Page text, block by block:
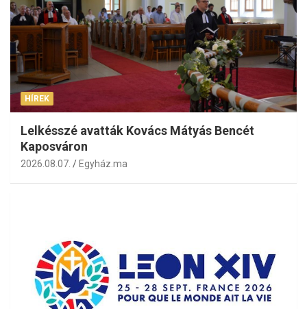
HÍREK
Lelkésszé avatták Kovács Mátyás Bencét
Kaposváron
2026.08.07. Egyház.ma